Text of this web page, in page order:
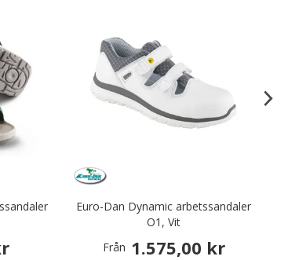
Euro-Dan Dynamic arbetssandaler
O1, Vit
Från 1.575,00 kr